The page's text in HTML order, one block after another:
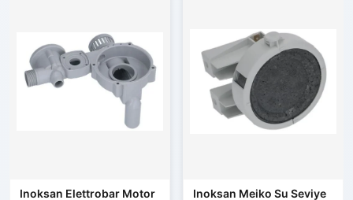
Inoksan Elettrobar Motor Inoksan Meiko Su Seviye